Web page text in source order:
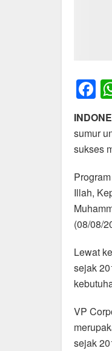
F
a
c
e
o
o
k
sumur
sukses
Illah,
(08/08/
Lewat
sejak
VP
sejak